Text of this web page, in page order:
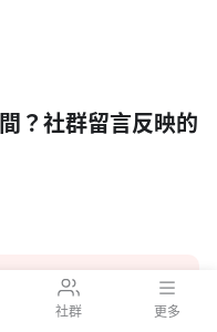
？社群留言反映的
妳最希望是哪一
社群 更多